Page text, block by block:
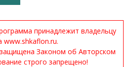
принадлежит владельцу
www.shkaflon.ru.
Законом об Авторском
строго запрещено!